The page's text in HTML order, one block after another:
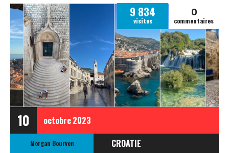
10 octobre2023
9 834
visites
0
commentaires
Morgan Bourven
CROATIE